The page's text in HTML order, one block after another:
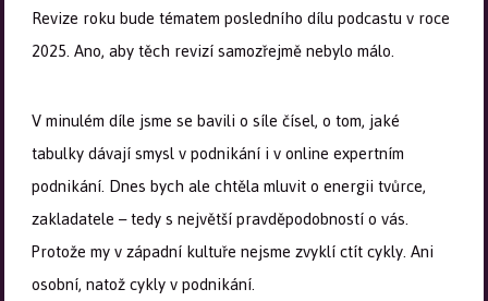
Revize roku bude tématem posledního dílu podcastu v roce
2025. Ano, aby těch revizí samozřejmě nebylo málo.
V minulém díle jsme se bavili o síle čísel, o tom, jaké
tabulky dávají smysl v podnikání i v online expertním
podnikání. Dnes bych ale chtěla mluvit o energii tvůrce,
zakladatele – tedy s největší pravděpodobností o vás.
Protože my v západní kultuře nejsme zvyklí ctít cykly. Ani
osobní, natož cykly v podnikání.